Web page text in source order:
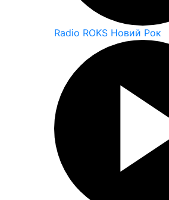
Radio ROKS Новий Рок